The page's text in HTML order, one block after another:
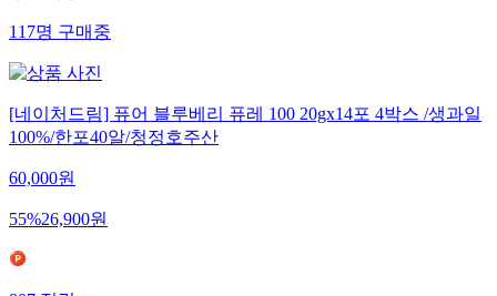
117명구매중
[네이처드림] 퓨어 블루베리 퓨레 100 20gx14포 4박스 /생과일
100%/한포40알/청정호주산
60,000원
55%26,900원